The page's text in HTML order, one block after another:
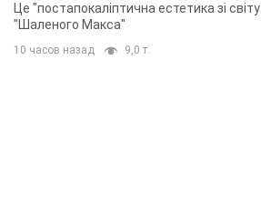
Це "постапокаліптична естетика зі світу
"Шаленого Макса"
10 часов назад 9,0 т.